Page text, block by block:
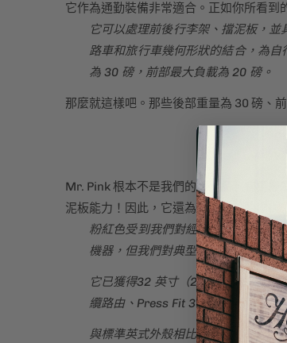
它作為通勤裝備非常適合。正如你所看到
它可以處理前後行李架、擋泥板，
路車和旅行車幾何形狀的結合，為
為 30 磅，前部最大負載為 20 磅。
那麼就這樣吧。那些後部重量為 30 磅、
Mr. Pink 根本不是我們的替代品，它更
泥板能力！因此，它還為更寬的輪胎提供
粉紅色受到我們對經典鋼製競賽自
機器，但我們對典型的公路競賽方程
它已獲得32 英寸（28 英寸SW 擋泥
纜路由、Press Fit 30 底部支架和
與標準英式外殼相比，Press Fit 30